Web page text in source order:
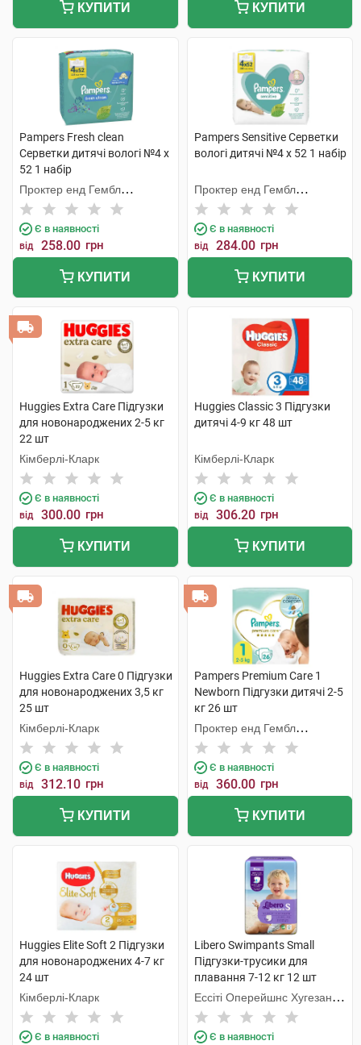
КУПИТИ КУПИТИ
Pampers Fresh clean
Cерветки дитячі вологі №4 х
52 1 набір
Проктер енд Гембл
Мануфекчурінг
Є в наявності
від 258.00 грн
КУПИТИ
Pampers Sensitive Серветки
вологі дитячі №4 х 52 1 набір
Проктер енд Гембл
Мануфекчурінг
Є в наявності
від 284.00 грн
КУПИТИ
Huggies Extra Care Підгузки
для новонароджених 2-5 кг
22 шт
Кімберлі-Кларк
Є в наявності
від 300.00 грн
КУПИТИ
Huggies Classic 3 Підгузки
дитячі 4-9 кг 48 шт
Кімберлі-Кларк
Є в наявності
від 306.20 грн
КУПИТИ
Huggies Extra Care 0 Підгузки
для новонароджених 3,5 кг
25 шт
Кімберлі-Кларк
Є в наявності
від 312.10 грн
КУПИТИ
Pampers Premium Care 1
Newborn Підгузки дитячі 2-5
кг 26 шт
Проктер енд Гембл
Оперешейнз Польська
Є в наявності
від 360.00 грн
КУПИТИ
Huggies Elite Soft 2 Підгузки
для новонароджених 4-7 кг
24 шт
Кімберлі-Кларк
Є в наявності
Libero Swimpants Small
Підгузки-трусики для
плавання 7-12 кг 12 шт
Ессіті Оперейшнс Хугезанд
Б.В.
Є в наявності